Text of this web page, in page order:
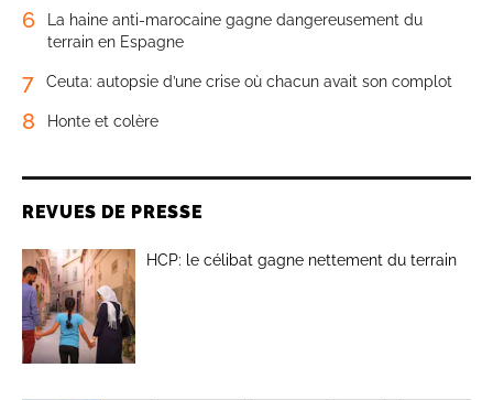
6
La haine anti-marocaine gagne dangereusement du
terrain en Espagne
7 Ceuta: autopsie d’une crise où chacun avait son complot
8 Honte et colère
REVUES DE PRESSE
HCP: le célibat gagne nettement du terrain